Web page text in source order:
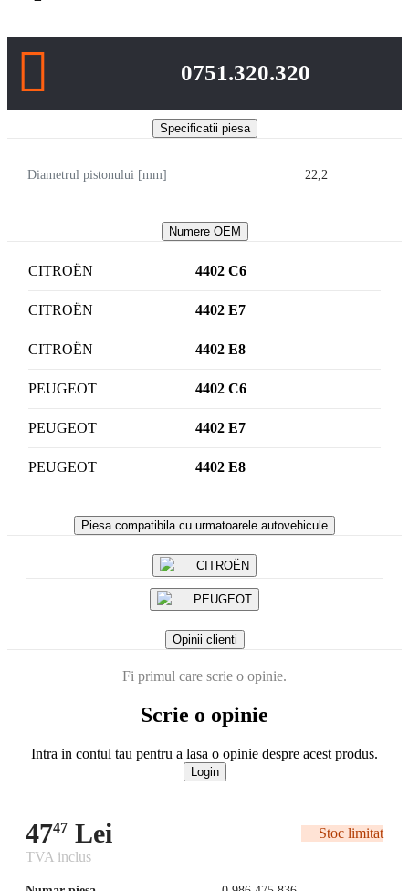
0751.320.320
Specificatii piesa
Diametrul pistonului [mm] 22,2
Numere OEM
CITROËN 4402 C6
CITROËN 4402 E7
CITROËN 4402 E8
PEUGEOT 4402 C6
PEUGEOT 4402 E7
PEUGEOT 4402 E8
Piesa compatibila cu urmatoarele autovehicule
CITROËN
PEUGEOT
Opinii clienti
Fi primul care scrie o opinie.
Scrie o opinie
Intra in contul tau pentru a lasa o opinie despre acest produs.
Login
4747 Lei
Stoc limitat
TVA inclus